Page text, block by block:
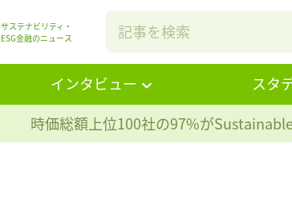
サステナビリティ・
ESG金融のニュース
インタビュー スタ
時価総額上位100社の97%が